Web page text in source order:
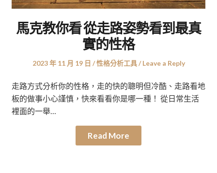
馬克教你看 從走路姿勢看到最真
實的性格
Posted
2023 年 11 月 19 日
Posted
性格分析工具 Leave a Reply
走路方式分析你的性格，走的快的聰明但冷酷、走路看地
板的做事小心謹慎，快來看看你是哪一種！ 從日常生活
裡面的一舉…
Read More